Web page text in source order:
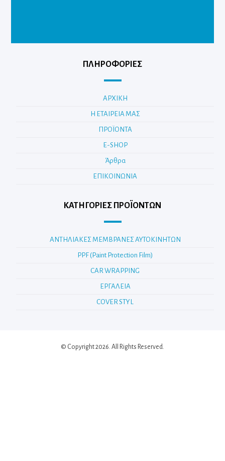
ΠΛΗΡΟΦΟΡΙΕΣ
ΑΡΧΙΚΗ
Η ΕΤΑΙΡΕΙΑ ΜΑΣ
ΠΡΟΪΟΝΤΑ
E-SHOP
Άρθρα
ΕΠΙΚΟΙΝΩΝΙΑ
ΚΑΤΗΓΟΡΊΕΣ ΠΡΟΪΌΝΤΩΝ
ΑΝΤΗΛΙΑΚΕΣ ΜΕΜΒΡΑΝΕΣ ΑΥΤΟΚΙΝΗΤΩΝ
PPF (Paint Protection Film)
CAR WRAPPING
ΕΡΓΑΛΕΙΑ
COVER STYL
© Copyright 2026. All Rights Reserved.